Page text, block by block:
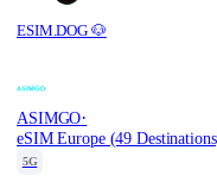
ESIM.DOG 🐶
ASIMGO·
eSIM Europe (49
5G